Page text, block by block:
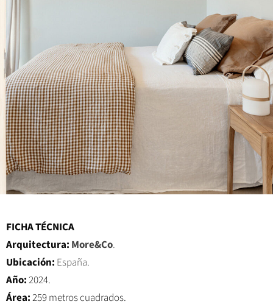
FICHA TÉCNICA
Arquitectura: More&Co.
Ubicación: España.
Año:2024.
Área:259 metros cuadrados.